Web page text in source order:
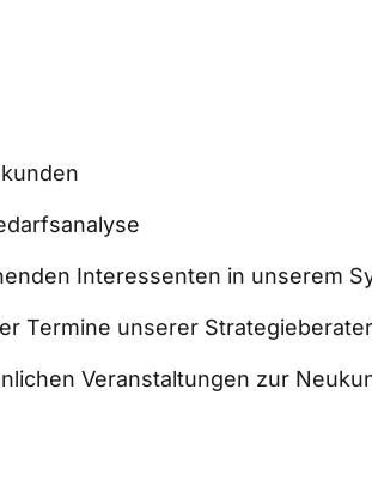
Interessenten in unserem
Termine unserer Strategieberater
Veranstaltungen zur